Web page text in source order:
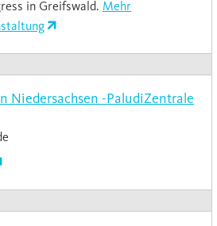
in Greifswald. Mehr
Niedersachsen -PaludiZentrale